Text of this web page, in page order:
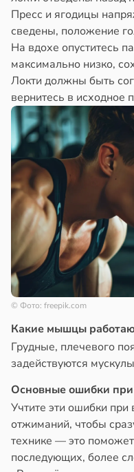
Пресс и ягодицы
сведены, положение
На вдохе опуститесь
максимально низко,
Локти должны быть
вернитесь в исходное
© Фото: freepik.com
Какие мышцы
Грудные, плечевого
задействуются
Основные ошибки
Учтите эти ошибки
отжиманий, чтобы
технике — это
последующих, более